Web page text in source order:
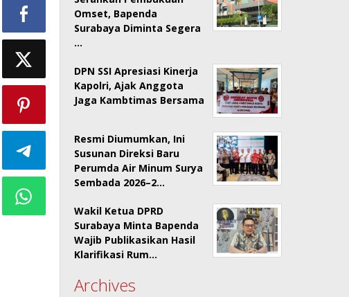
Omset, Bapenda
Surabaya Diminta Segera
…
DPN SSI Apresiasi Kinerja
Kapolri, Ajak Anggota
Jaga Kambtimas Bersama
Resmi Diumumkan, Ini
Susunan Direksi Baru
Perumda Air Minum Surya
Sembada 2026–2…
Wakil Ketua DPRD
Surabaya Minta Bapenda
Wajib Publikasikan Hasil
Klarifikasi Rum…
Archives